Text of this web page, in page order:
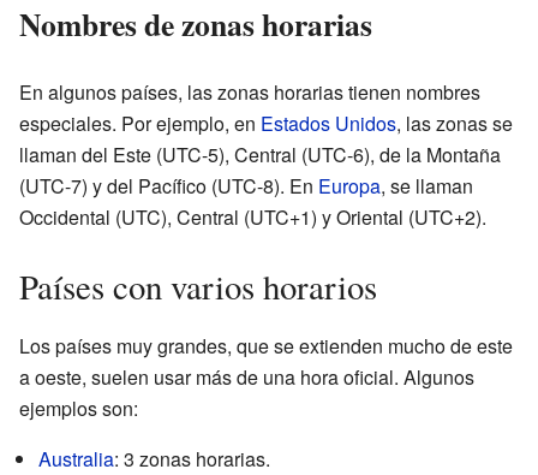
Nombres de zonas horarias
En algunos países, las zonas horarias tienen nombres
especiales. Por ejemplo, en Estados Unidos, las zonas se
llaman del Este (UTC-5), Central (UTC-6), de la Montaña
(UTC-7) y del Pacífico (UTC-8). En Europa, se llaman
Occidental (UTC), Central (UTC+1) y Oriental (UTC+2).
Países con varios horarios
Los países muy grandes, que se extienden mucho de este
a oeste, suelen usar más de una hora oficial. Algunos
ejemplos son:
Australia: 3 zonas horarias.